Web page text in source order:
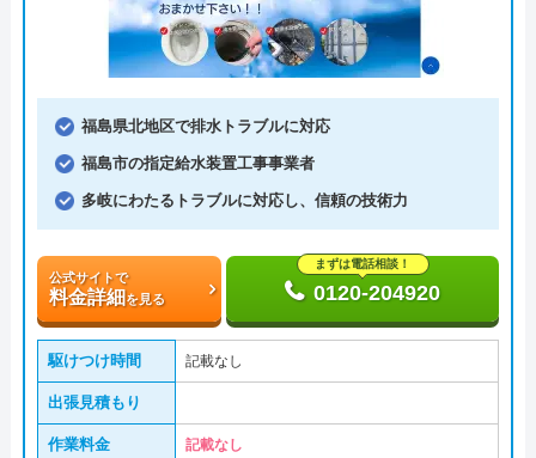
福島県北地区で排水トラブルに対応
福島市の指定給水装置工事事業者
多岐にわたるトラブルに対応し、信頼の技術力
公式サイトで
料金詳細を見る
まずは電話相談！
0120-204920
駆けつけ時間 記載なし
出張見積もり
作業料金 記載なし